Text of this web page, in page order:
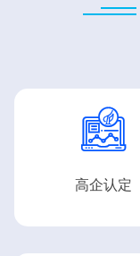

高企认定